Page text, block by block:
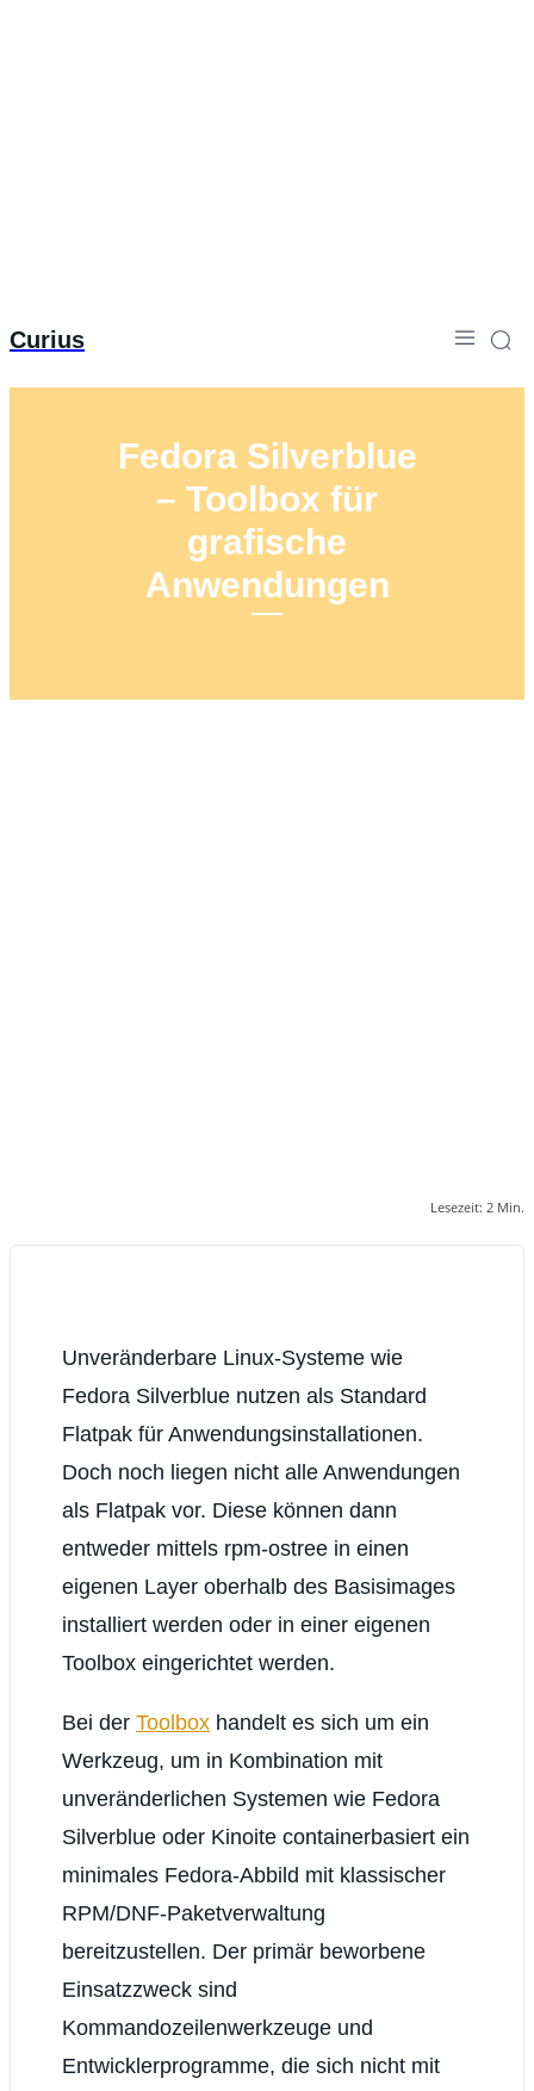
Curius
Fedora Silverblue
– Toolbox für
grafische
Anwendungen
Lesezeit: 2 Min.
Unveränderbare Linux-Systeme wie
Fedora Silverblue nutzen als Standard
Flatpak für Anwendungsinstallationen.
Doch noch liegen nicht alle Anwendungen
als Flatpak vor. Diese können dann
entweder mittels rpm-ostree in einen
eigenen Layer oberhalb des Basisimages
installiert werden oder in einer eigenen
Toolbox eingerichtet werden.
Bei der Toolbox handelt es sich um ein
Werkzeug, um in Kombination mit
unveränderlichen Systemen wie Fedora
Silverblue oder Kinoite containerbasiert ein
minimales Fedora-Abbild mit klassischer
RPM/DNF-Paketverwaltung
bereitzustellen. Der primär beworbene
Einsatzzweck sind
Kommandozeilenwerkzeuge und
Entwicklerprogramme, die sich nicht mit